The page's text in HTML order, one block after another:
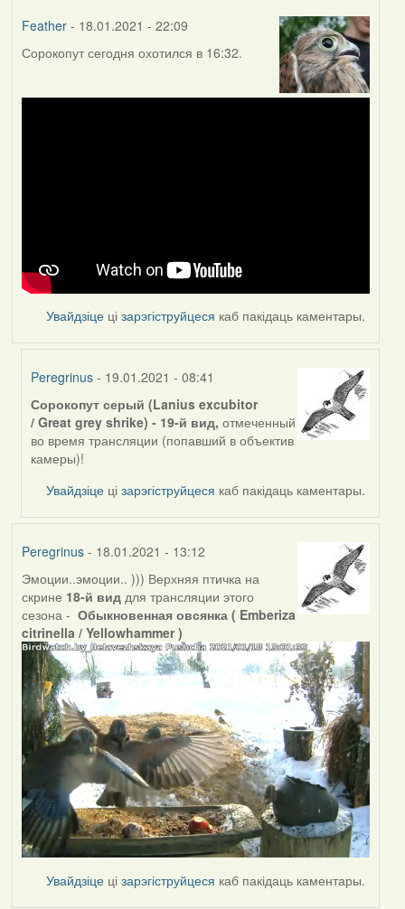
Feather- 18.01.2021 - 22:09
Сорокопут сегодня охотился в 16:32.
Увайдзіце цізарэгіструйцеся каб пакідаць каментары.
Peregrinus - 19.01.2021 - 08:41
In
reply
to
by
Feather
Сорокопут серый (Lanius excubitor
/ Great grey shrike) - 19-й вид, отмеченный
во время трансляции (попавший в объектив
камеры)!
Увайдзіце цізарэгіструйцеся каб пакідаць каментары.
Peregrinus- 18.01.2021 - 13:12
Эмоции..эмоции.. ))) Верхняя птичка на
скрине 18-й виддля трансляции этого
сезона - Обыкновенная овсянка ( Emberiza
citrinella / Yellowhammer )
Увайдзіце цізарэгіструйцеся каб пакідаць каментары.